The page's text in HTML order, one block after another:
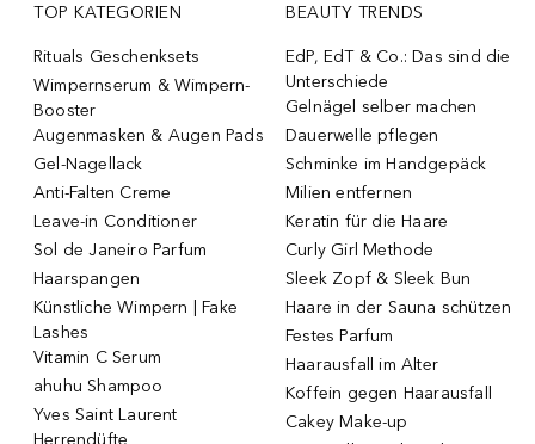
TOP KATEGORIEN
Rituals Geschenksets
Wimpernserum & Wimpern-
Booster
Augenmasken & Augen Pads
Gel-Nagellack
Anti-Falten Creme
Leave-in Conditioner
Sol de Janeiro Parfum
Haarspangen
Künstliche Wimpern | Fake
Lashes
Vitamin C Serum
ahuhu Shampoo
Yves Saint Laurent
Herrendüfte
BEAUTY TRENDS
EdP, EdT & Co.: Das sind die
Unterschiede
Gelnägel selber machen
Dauerwelle pflegen
Schminke im Handgepäck
Milien entfernen
Keratin für die Haare
Curly Girl Methode
Sleek Zopf & Sleek Bun
Haare in der Sauna schützen
Festes Parfum
Haarausfall im Alter
Koffein gegen Haarausfall
Cakey Make-up